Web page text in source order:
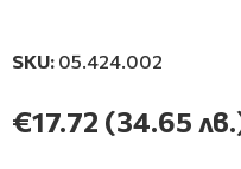
SKU: 05.424.002
€17.72 (34.65